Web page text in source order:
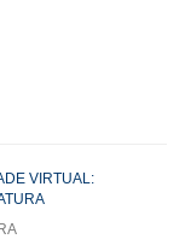
VIRTUAL: